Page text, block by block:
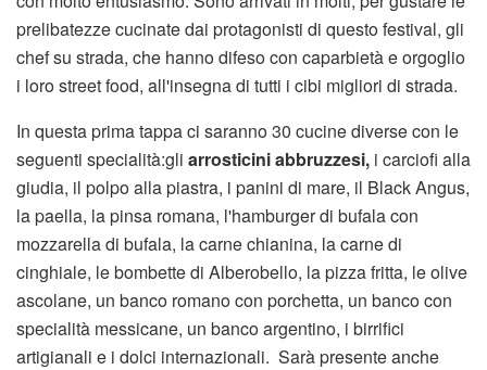
prelibatezze cucinate dai protagonisti di questo festival, gli
chef su strada, che hanno difeso con caparbietà e orgoglio
i loro street food, all'insegna di tutti i cibi migliori di strada.
In questa prima tappa ci saranno 30 cucine diverse con le
seguenti specialità:gli arrosticini abbruzzesi, i carciofi alla
giudia, il polpo alla piastra, i panini di mare, il Black Angus,
la paella, la pinsa romana, l'hamburger di bufala con
mozzarella di bufala, la carne chianina, la carne di
cinghiale, le bombette di Alberobello, la pizza fritta, le olive
ascolane, un banco romano con porchetta, un banco con
specialità messicane, un banco argentino, i birrifici
artigianali e i dolci internazionali. Sarà presente anche